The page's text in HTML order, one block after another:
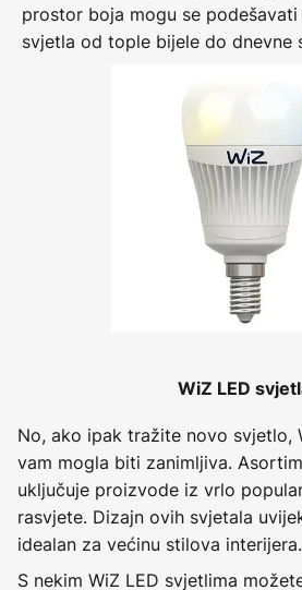
prostor boja mogu se
svjetla od tople bijele do dnevne
WiZ LED
No, ako ipak tražite novo svjetlo,
vam mogla biti zanimljiva.
uključuje proizvode iz vrlo
rasvjete. Dizajn ovih svjetala
idealan za većinu stilova interijera.
S nekim WiZ LED svjetlima